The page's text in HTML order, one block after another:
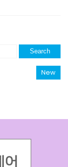
Search
New